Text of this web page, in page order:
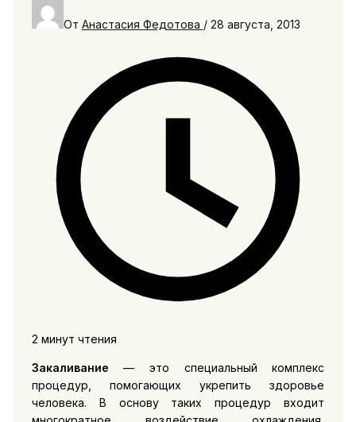
От Анастасия Федотова / 28 августа, 2013
2 минут чтения
Закаливание — это специальный комплекс
процедур, помогающих укрепить здоровье
человека. В основу таких процедур входит